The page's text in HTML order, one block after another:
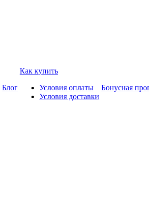
Блог
Как купить
Условия оплаты
Условия доставки
Бонусная